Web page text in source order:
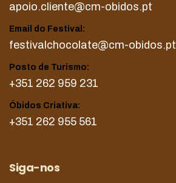
apoio.cliente@cm-obidos.pt
Email do Festival:
festivalchocolate@cm-obidos.pt
Posto de Turismo:
+351 262 959 231
Óbidos Criativa:
+351 262 955 561
Siga-nos